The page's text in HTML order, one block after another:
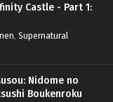
Castle - Part 1:
, Supernatural
Nidome no
Boukenroku